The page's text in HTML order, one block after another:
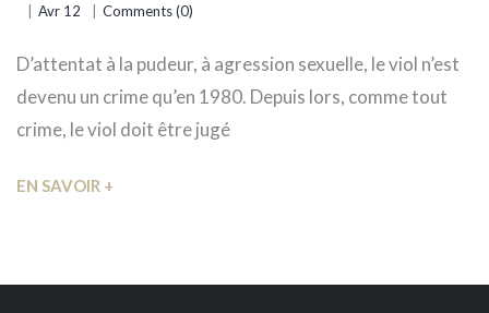
Avr 12 Comments (0)
D’attentat à la pudeur, à agression sexuelle, le viol n’est
devenu un crime qu’en 1980. Depuis lors, comme tout
crime, le viol doit être jugé
EN SAVOIR +